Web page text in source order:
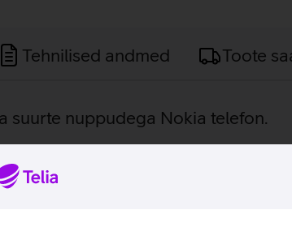
Tehnilised andmed Toote
suurte nuppudega Nokia telefon.
omanäoline ja käepärane kaaslane mobiilsele
mugavalt taskusse ning ei vaja igapäevast
hõlpsalt ja arusaadavalt hallatavad
teine ekraan, mis näitab kellaaega ja